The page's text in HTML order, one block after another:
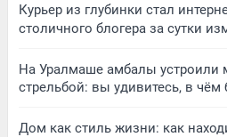
Курьер из глубинки стал
столичного блогера за сутки
На Уралмаше амбалы устроили
стрельбой: вы удивитесь, в
Дом как стиль жизни: как